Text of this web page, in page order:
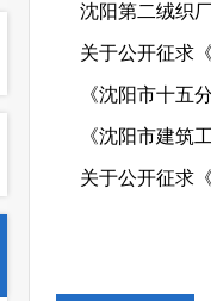
沈阳第二绒织
《沈阳市十五